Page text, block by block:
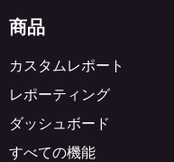
商品
カスタムレポート
レポーティング
ダッシュボード
すべての機能